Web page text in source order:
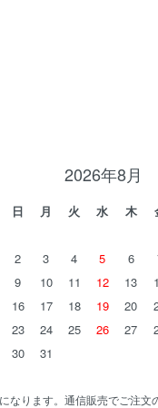
2026年8月
日 月 火 水 木
2
3 4 5 6
9
10 11 12 13
16
17 18 19 20
23
24 25 26 27
30
31
なります。通信販売でご注文